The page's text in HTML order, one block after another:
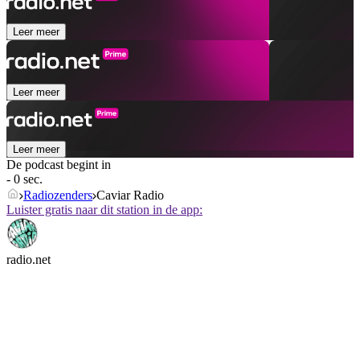
Leer meer
Leer meer
Leer meer
De podcast begint in
- 0 sec.
Radiozenders Caviar Radio
Luister gratis naar dit station in de app:
radio.net